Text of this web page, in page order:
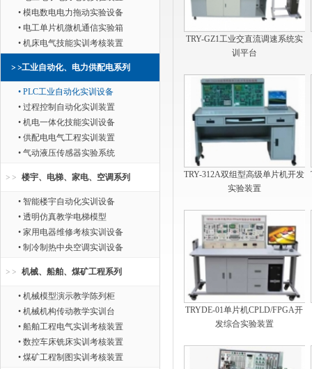
• 模电数电电力拖动实验设备
• 电工单片机微机通信实验箱
• 机床电气技能实训考核装置
工业自动化、电力供配电系列
• PLC工业自动化实训设备
• 过程控制自动化实训装置
• 机电一体化技能实训设备
• 供配电电气工程实训装置
• 气动液压传感器实验系统
楼宇、电梯、家电、空调系列
• 智能楼宇自动化实训设备
• 透明仿真教学电梯模型
• 家用电器维修考核实训设备
• 制冷制热中央空调实训设备
机械、船舶、煤矿工程系列
• 机械模型演示教学陈列柜
• 机械机构传动教学实训台
• 船舶工程电气实训考核装置
• 数控车床铣床实训考核装置
• 煤矿工程制图实训考核装置
TRY-GZ1工业交直流调速系统实
训平台
TRY-312A双组型高级单片机开发
实验装置
TRYDE-01单片机CPLD/FPGA开
发综合实验装置